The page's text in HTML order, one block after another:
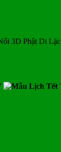
3D Phật Di Lặc